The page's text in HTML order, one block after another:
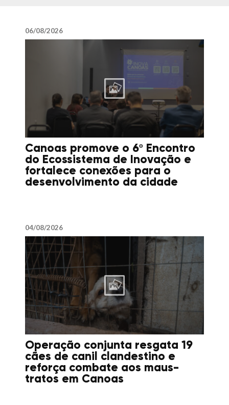
06/08/2026
Canoas promove o 6º Encontro
do Ecossistema de Inovação e
fortalece conexões para o
desenvolvimento da cidade
04/08/2026
Operação conjunta resgata 19
cães de canil clandestino e
reforça combate aos maus-
tratos em Canoas